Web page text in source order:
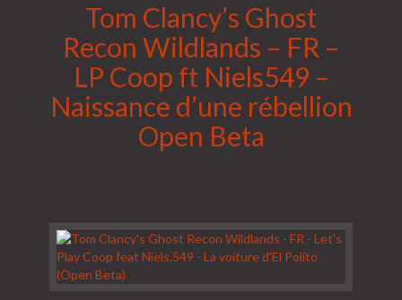
Tom Clancy’s Ghost
Recon Wildlands – FR –
LP Coop ft Niels549 –
Naissance d’une rébellion
Open Beta